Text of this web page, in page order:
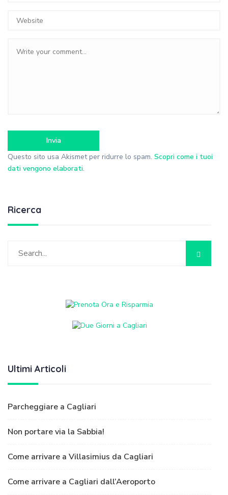
Questo sito usa Akismet per ridurre lo spam. Scopri come i tuoi
dati vengono elaborati.
Ricerca
Ultimi Articoli
Parcheggiare a Cagliari
Non portare via la Sabbia!
Come arrivare a Villasimius da Cagliari
Come arrivare a Cagliari dall’Aeroporto